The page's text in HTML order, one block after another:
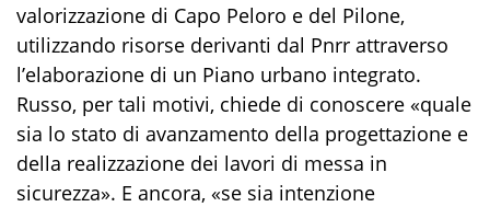
valorizzazione di Capo Peloro e del Pilone,
utilizzando risorse derivanti dal Pnrr attraverso
l’elaborazione di un Piano urbano integrato.
Russo, per tali motivi, chiede di conoscere «quale
sia lo stato di avanzamento della progettazione e
della realizzazione dei lavori di messa in
sicurezza». E ancora, «se sia intenzione